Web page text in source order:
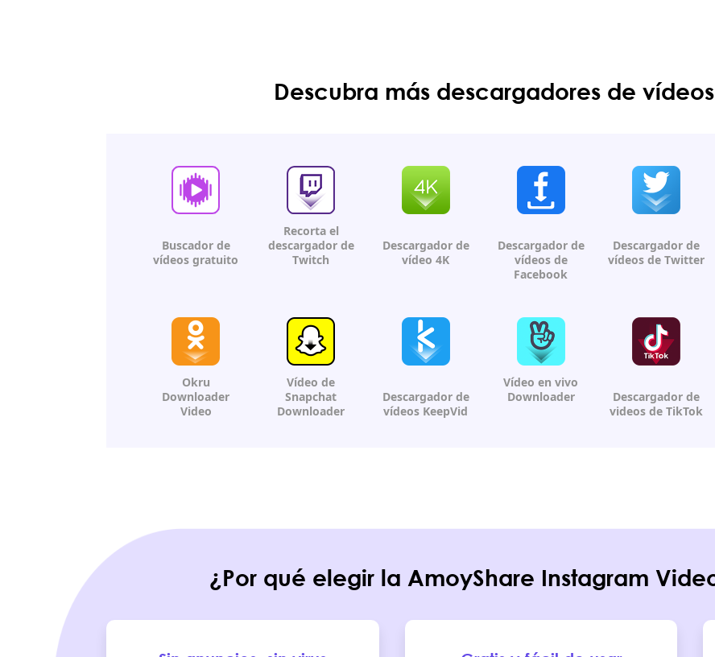
Descubra más descargadores de
Buscador de
vídeos gratuito
Recorta el
descargador de
Twitch
Descargador de
vídeo 4K
Descargador de
vídeos de
Facebook
Descargador de
vídeos de Twitter
Okru
Downloader
Video
Vídeo de
Snapchat
Downloader
Descargador de
vídeos KeepVid
Vídeo en vivo
Downloader
Descargador de
videos de TikTok
¿Por qué elegir la AmoyShare Instagram